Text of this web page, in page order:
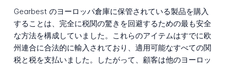
Gearbest のヨーロッパ倉庫に保管されている製品を購入
することは、完全に税関の驚きを回避するための最も安全
な方法を構成していました。これらのアイテムはすでに欧
州連合に合法的に輸入されており、適用可能なすべての関
税と税を支払いました。したがって、顧客は他のヨーロッ